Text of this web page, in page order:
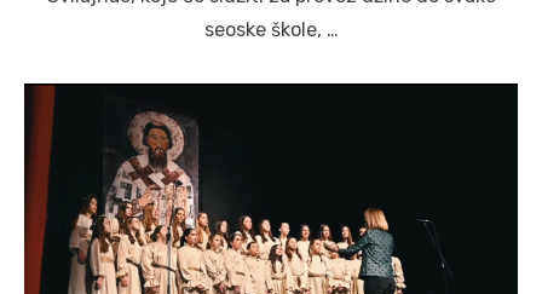
seoske škole, …